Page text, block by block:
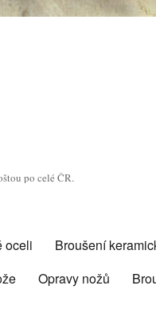
po celé ČR.
oceli
Broušení
Opravy nožů